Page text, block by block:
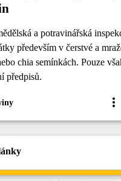
a potravinářská
především v čerstvé a
chia semínkách. Pouze
předpisů.